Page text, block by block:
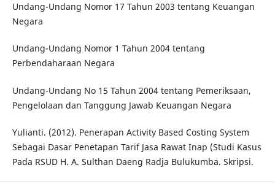
Undang-Undang Nomor 17 Tahun 2003 tentang Keuangan
Negara
Undang-Undang Nomor 1 Tahun 2004 tentang
Perbendaharaan Negara
Undang-Undang No 15 Tahun 2004 tentang Pemeriksaan,
Pengelolaan dan Tanggung Jawab Keuangan Negara
Yulianti. (2012). Penerapan Activity Based Costing System
Sebagai Dasar Penetapan Tarif Jasa Rawat Inap (Studi Kasus
Pada RSUD H. A. Sulthan Daeng Radja Bulukumba. Skripsi.